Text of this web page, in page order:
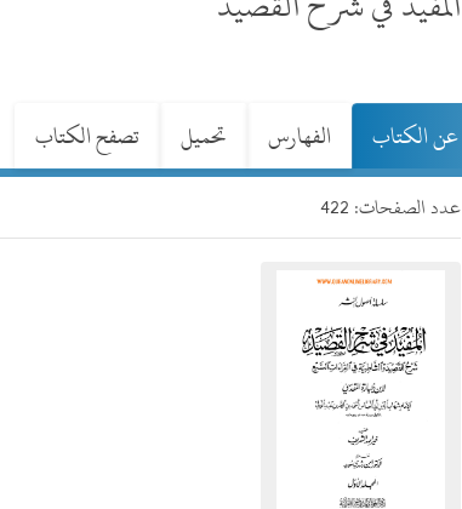
عن الكتاب الفهارس تحميل تصفح الكتاب
عدد الصفحات: 422